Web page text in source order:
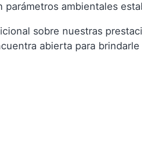
ambientales
sobre nuestras
abierta para